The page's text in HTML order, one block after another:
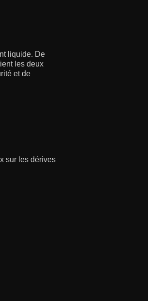
liquide. De
les deux
et de
sur les dérives